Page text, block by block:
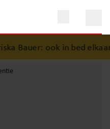
Bauer: ook in bed